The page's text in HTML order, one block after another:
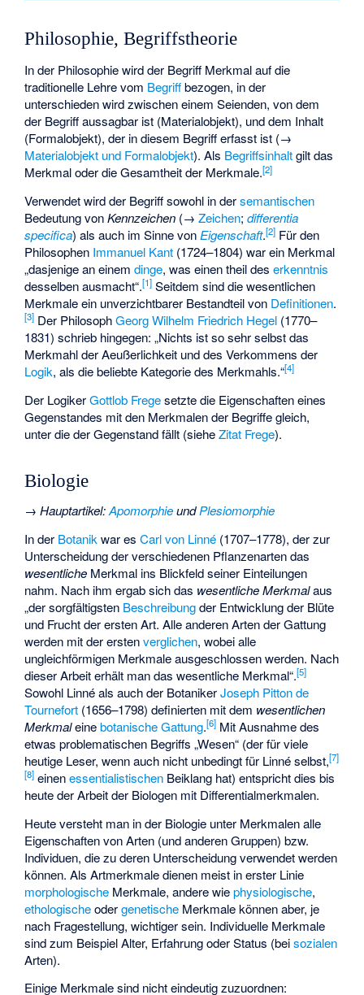
Philosophie, Begriffstheorie
In der Philosophie wird der Begriff Merkmal auf die
traditionelle Lehre vom Begriffbezogen, in der
unterschieden wird zwischen einemSeienden, von dem
der Begriff aussagbar ist (Materialobjekt), und dem Inhalt
(Formalobjekt), der in diesem Begriff erfasst ist (→
Materialobjekt und Formalobjekt). Als Begriffsinhaltgilt das
Merkmal oder die Gesamtheit der Merkmale.[2]
Verwendet wird der Begriff sowohl in dersemantischen
Bedeutung vonKennzeichen (→Zeichen;differentia
specifica) als auch im Sinne von Eigenschaft.[2] Für den
Philosophen Immanuel Kant (1724–1804) war ein Merkmal
„dasjenige an einemdinge, was einen theil deserkenntnis
desselben ausmacht“.[1] Seitdem sind die wesentlichen
Merkmale ein unverzichtbarer Bestandteil von Definitionen.
[3] Der PhilosophGeorg Wilhelm Friedrich Hegel (1770–
1831) schrieb hingegen: „Nichts ist so sehr selbst das
Merkmahl der Aeußerlichkeit und des Verkommens der
Logik, als die beliebte Kategorie des Merkmahls.“[4]
Der LogikerGottlob Fregesetzte die Eigenschaften eines
Gegenstandes mit den Merkmalen der Begriffe gleich,
unter die der Gegenstand fällt (sieheZitat Frege).
Biologie
→Hauptartikel:ApomorphieundPlesiomorphie
In der Botanik war esCarl von Linné (1707–1778), der zur
Unterscheidung der verschiedenen Pflanzenarten das
wesentliche Merkmal ins Blickfeld seiner Einteilungen
nahm. Nach ihm ergab sich das wesentliche Merkmalaus
„der sorgfältigsten Beschreibungder Entwicklung der Blüte
und Frucht der ersten Art. Alle anderen Arten der Gattung
werden mit der erstenverglichen, wobei alle
ungleichförmigen Merkmale ausgeschlossen werden. Nach
dieser Arbeit erhält man das wesentliche Merkmal“.[5]
Sowohl Linné als auch der BotanikerJoseph Pitton de
Tournefort (1656–1798) definierten mit dem wesentlichen
Merkmaleinebotanische Gattung.[6] Mit Ausnahme des
etwas problematischen Begriffs „Wesen“ (der für viele
heutige Leser, wenn auch nicht unbedingt für Linné selbst,[7]
[8] einenessentialistischen Beiklang hat) entspricht dies bis
heute der Arbeit der Biologen mit Differentialmerkmalen.
Heute versteht man in der Biologie unter Merkmalen alle
Eigenschaften von Arten (und anderen Gruppen) bzw.
Individuen, die zu deren Unterscheidung verwendet werden
können. Als Artmerkmale dienen meist in erster Linie
morphologische Merkmale, andere wiephysiologische,
ethologischeodergenetische Merkmale können aber, je
nach Fragestellung, wichtiger sein. Individuelle Merkmale
sind zum Beispiel Alter, Erfahrung oder Status (beisozialen
Arten).
Einige Merkmale sind nicht eindeutig zuzuordnen: